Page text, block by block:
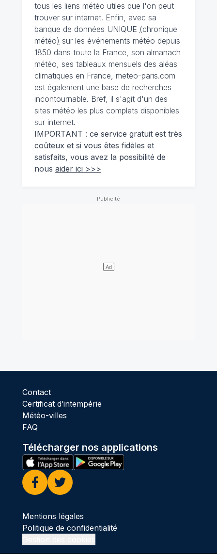
tous les liens météo utiles que l'on peut
trouver sur internet. Enfin, avec sa
banque de données UNIQUE (chronique
météo) sur les événements météo depuis
1850 dans toute la France, son almanach
météo, ses tableaux mensuels des aléas
climatiques en France, meteo-paris.com
est également une base de recherches
incontournable. Bref, il s'agit d'un des
sites météo les plus complets disponibles
sur internet.
IMPORTANT : ce service gratuit est très
coûteux et si vous êtes fidèles et
satisfaits, vous avez la possibilité de
nous aider ici >>>
Contact
Certificat d’intempérie
Météo-villes
FAQ
Télécharger nos applications
Facebook
Twitter
Mentions légales
Politique de confidentialité